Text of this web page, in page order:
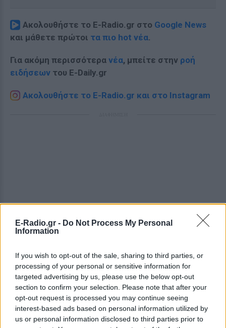
E-Radio.gr - Do Not Process My Personal
Information
If you wish to opt-out of the sale, sharing to third parties, or
processing of your personal or sensitive information for
targeted advertising by us, please use the below opt-out
section to confirm your selection. Please note that after your
opt-out request is processed you may continue seeing
interest-based ads based on personal information utilized by
us or personal information disclosed to third parties prior to
Ακολουθήστε το E-Radio.gr στο Google News
και μάθετε πρώτοι τα πιο hot νέα.
Για ακόμη περισσότερα νέα, μπείτε στην ροή
ειδήσεων του E-Daily.gr
Ακολουθήστε το E-Radio.gr και στο Instagram